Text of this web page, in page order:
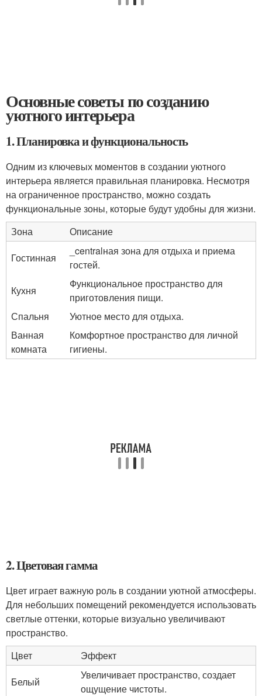
Основные советы по созданию
уютного интерьера
1. Планировка и функциональность
Одним из ключевых моментов в создании уютного
интерьера является правильная планировка. Несмотря
на ограниченное пространство, можно создать
функциональные зоны, которые будут удобны для жизни.
Зона
Описание
Гостинная
_centralная зона для отдыха и приема
гостей.
Кухня
Функциональное пространство для
приготовления пищи.
Спальня
Уютное место для отдыха.
Ванная
комната
Комфортное пространство для личной
гигиены.
2. Цветовая гамма
Цвет играет важную роль в создании уютной атмосферы.
Для небольших помещений рекомендуется использовать
светлые оттенки, которые визуально увеличивают
пространство.
Цвет
Эффект
Белый
Увеличивает пространство, создает
ощущение чистоты.